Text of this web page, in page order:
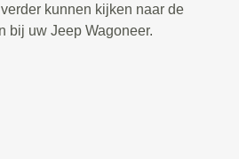
kunnen kijken naar de
bij uw Jeep Wagoneer.